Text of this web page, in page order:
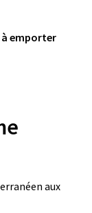
à emporter
aux